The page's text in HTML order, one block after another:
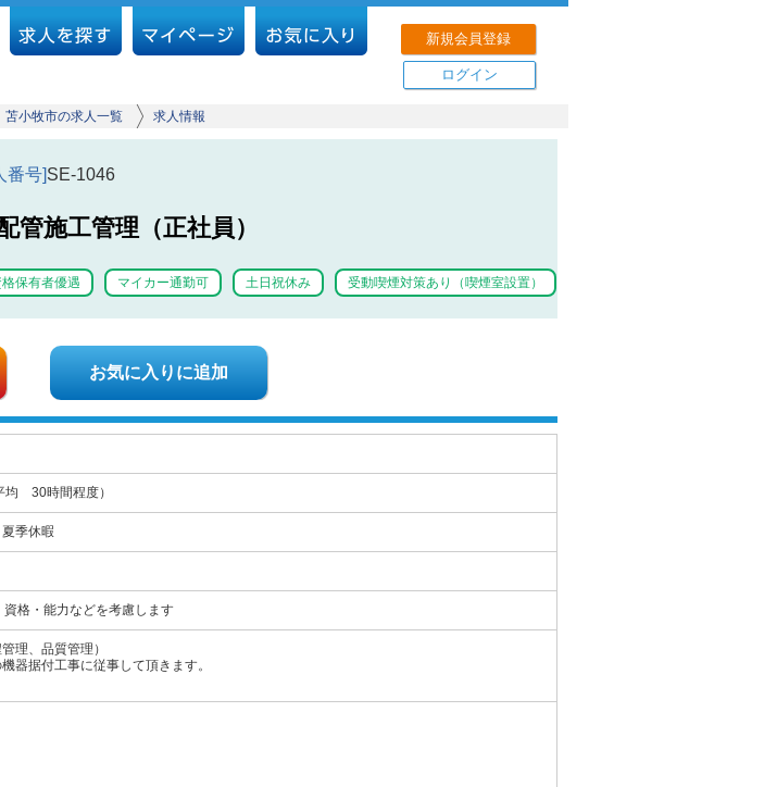
新規会員登録
ログイン
苫小牧市の求人一覧 求人情報
番号]SE-1046
管施工管理（正社員）
格保有者優遇 マイカー通勤可 土日祝休み 受動喫煙対策あり（喫煙室設置）
お気に入りに追加
30時間程度）
季休暇
・能力などを考慮します
理、品質管理）
器据付工事に従事して頂きます。